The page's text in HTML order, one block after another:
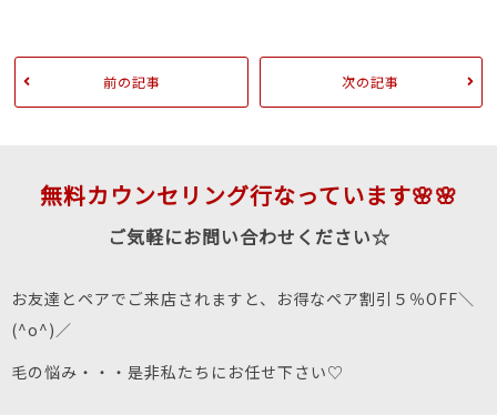
前の記事 次の記事
無料カウンセリング行なっています🌸🌸
ご気軽にお問い合わせください☆
お友達とペアでご来店されますと、お得なペア割引５％OFF＼
(^o^)／
毛の悩み・・・是非私たちにお任せ下さい♡